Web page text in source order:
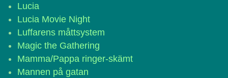
Lucia
Lucia Movie Night
Luffarens måttsystem
Magic the Gathering
Mamma/Pappa ringer-skämt
Mannen på gatan